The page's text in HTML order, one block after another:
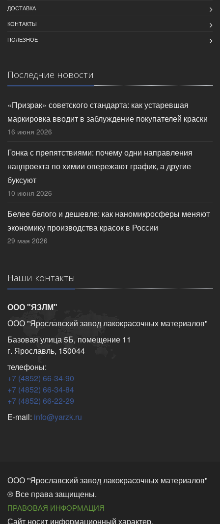
ДОСТАВКА
КОНТАКТЫ
ПОЛЕЗНОЕ
Последние новости
«Призрак» советского стандарта: как устаревшая
маркировка вводит в заблуждение покупателей краски
16 июня 2026
Гонка с препятствиями: почему одни направления
нацпроекта по химии опережают график, а другие
буксуют
10 июня 2026
Белее белого и дешевле: как наномикросферы меняют
экономику производства красок в России
29 мая 2026
Наши контакты
ООО "ЯЗЛМ"
ООО "Ярославский завод лакокрасочных материалов"
Базовая улица 5Б, помещение 11
г. Ярославль, 150044
телефоны:
+7 (4852) 66-34-90
+7 (4852) 66-34-84
+7 (4852) 66-22-29
E-mail: info@yarzk.ru
ООО "Ярославский завод лакокрасочных материалов"
® Все права защищены.
ПРАВОВАЯ ИНФОРМАЦИЯ
Сайт носит информационный характер.